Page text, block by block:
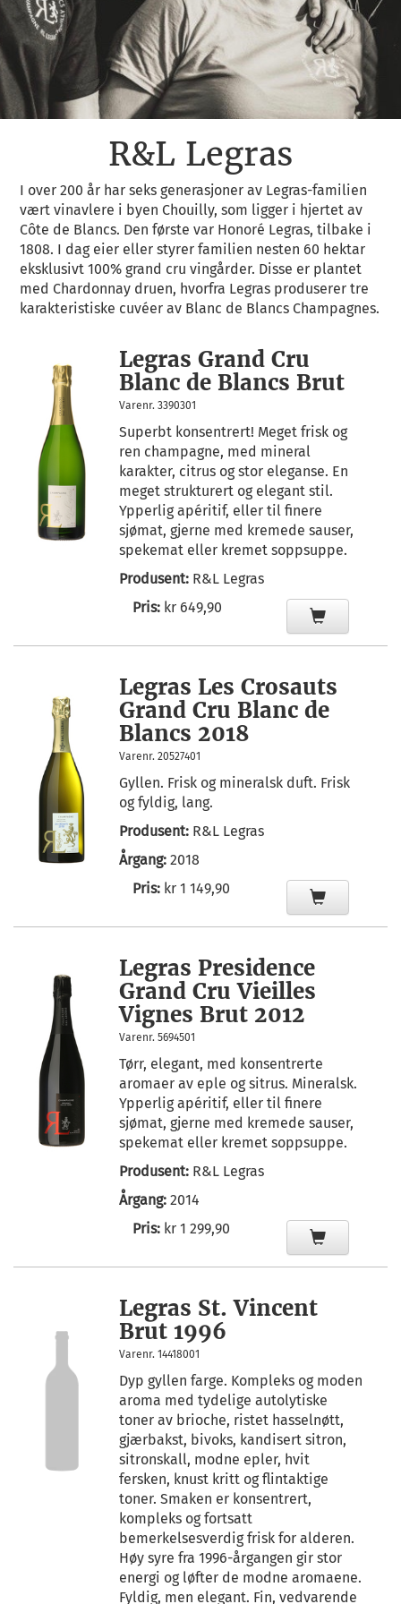
R&L Legras
I over 200 år har seks generasjoner av Legras-familien
vært vinavlere i byen Chouilly, som ligger i hjertet av
Côte de Blancs. Den første var Honoré Legras, tilbake i
1808. I dag eier eller styrer familien nesten 60 hektar
eksklusivt 100% grand cru vingårder. Disse er plantet
med Chardonnay druen, hvorfra Legras produserer tre
karakteristiske cuvéer av Blanc de Blancs Champagnes.
Legras Grand Cru
Blanc de Blancs Brut
Varenr. 3390301
Superbt konsentrert! Meget frisk og
ren champagne, med mineral
karakter, citrus og stor eleganse. En
meget strukturert og elegant stil.
Ypperlig apéritif, eller til finere
sjømat, gjerne med kremede sauser,
spekemat eller kremet soppsuppe.
Produsent: R&L Legras
Pris: kr 649,90
Legras Les Crosauts
Grand Cru Blanc de
Blancs 2018
Varenr. 20527401
Gyllen. Frisk og mineralsk duft. Frisk
og fyldig, lang.
Produsent: R&L Legras
Årgang: 2018
Pris: kr 1 149,90
Legras Presidence
Grand Cru Vieilles
Vignes Brut 2012
Varenr. 5694501
Tørr, elegant, med konsentrerte
aromaer av eple og sitrus. Mineralsk.
Ypperlig apéritif, eller til finere
sjømat, gjerne med kremede sauser,
spekemat eller kremet soppsuppe.
Produsent: R&L Legras
Årgang: 2014
Pris: kr 1 299,90
Legras St. Vincent
Brut 1996
Varenr. 14418001
Dyp gyllen farge. Kompleks og moden
aroma med tydelige autolytiske
toner av brioche, ristet hasselnøtt,
gjærbakst, bivoks, kandisert sitron,
sitronskall, modne epler, hvit
fersken, knust kritt og flintaktige
toner. Smaken er konsentrert,
kompleks og fortsatt
bemerkelsesverdig frisk for alderen.
Høy syre fra 1996-årgangen gir stor
energi og løfter de modne aromaene.
Fyldig, men elegant. Fin, vedvarende